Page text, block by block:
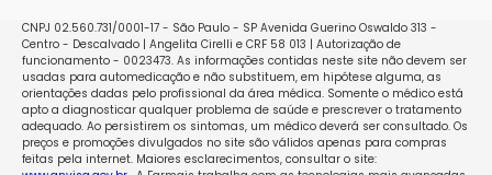
CNPJ 02.560.731/0001-17 - São Paulo - SP Avenida Guerino Oswaldo 313 -
Centro - Descalvado | Angelita Cirelli e CRF 58 013 | Autorização de
funcionamento - 0023473. As informações contidas neste site não devem ser
usadas para automedicação e não substituem, em hipótese alguma, as
orientações dadas pelo profissional da área médica. Somente o médico está
apto a diagnosticar qualquer problema de saúde e prescrever o tratamento
adequado. Ao persistirem os sintomas, um médico deverá ser consultado. Os
preços e promoções divulgados no site são válidos apenas para compras
feitas pela internet. Maiores esclarecimentos, consultar o site: